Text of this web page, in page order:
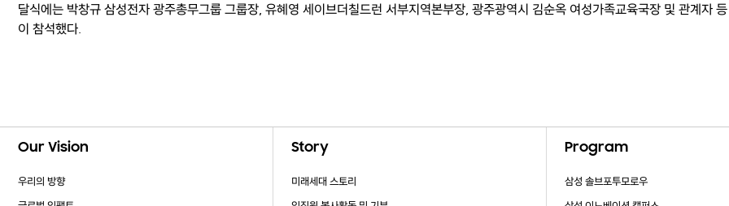
달식에는 박창규 삼성전자 광주총무그룹 그룹장, 유혜영 세이브더칠드런 서부지역본부장, 광주광역시 김순옥 여성가족교육국장 및 관계자 등
이 참석했다.
Our Vision
우리의 방향
Story
미래세대 스토리
Program
삼성 솔브포투모로우